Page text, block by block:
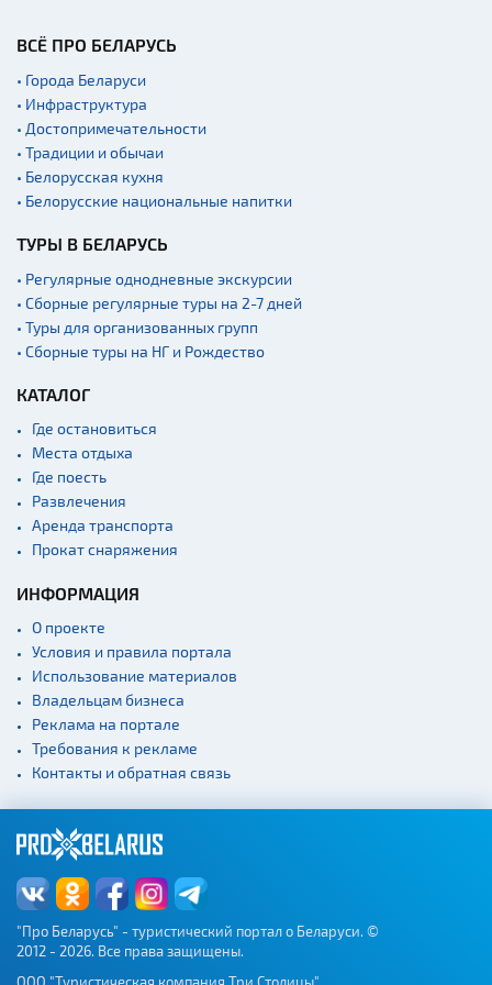
Военная история
Мастер-классы
Квесты
Новости
Спортинг-клубы и тиры
Ратуши
Родовые усадьбы
Садово-парковая
Памятники
Памятники известным
Монастыри
Костелы
Театры
Концертные залы
экскурсий: г. Минск
Спортивные
сооружения
Веломаршруты
Аэропорты
вокзалы
ВСЁ ПРО БЕЛАРУСЬ
• Города Беларуси
• Инфраструктура
• Достопримечательности
• Традиции и обычаи
• Белорусская кухня
• Белорусские национальные напитки
ТУРЫ В БЕЛАРУСЬ
• Регулярные однодневные экскурсии
• Сборные регулярные туры на 2-7 дней
• Туры для организованных групп
• Сборные туры на НГ и Рождество
КАТАЛОГ
Где остановиться
Места отдыха
Где поесть
Развлечения
Аренда транспорта
Прокат снаряжения
ИНФОРМАЦИЯ
О проекте
Условия и правила портала
Использование материалов
Владельцам бизнеса
Реклама на портале
Требования к рекламе
Контакты и обратная связь
"Про Беларусь" - туристический портал о Беларуси. ©
2012 - 2026. Все права защищены.
ООО "Туристическая компания Три Столицы"